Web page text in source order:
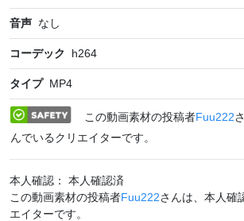
音声 なし
コーデック h264
タイプ MP4
この動画素材の投稿者Fuu222
んでいるクリエイターです。
本人確認： 本人確認済
この動画素材の投稿者Fuu222さんは、本人確
エイターです。